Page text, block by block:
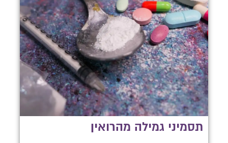
תסמיני גמילה מהרואין